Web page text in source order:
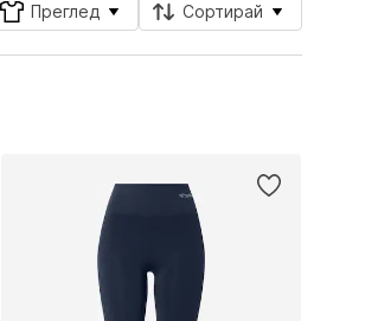
Преглед Сортирай